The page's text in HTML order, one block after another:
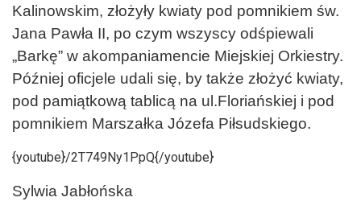
Kalinowskim, złożyły kwiaty pod pomnikiem św.
Jana Pawła II, po czym wszyscy odśpiewali
„Barkę” w akompaniamencie Miejskiej Orkiestry.
Później oficjele udali się, by także złożyć kwiaty,
pod pamiątkową tablicą na ul.Floriańskiej i pod
pomnikiem Marszałka Józefa Piłsudskiego.
{youtube}/2T749Ny1PpQ{/youtube}
Sylwia Jabłońska